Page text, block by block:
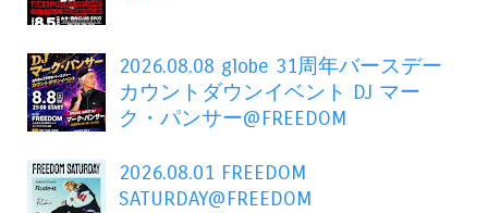
2026.08.08 globe 31周年バースデー
カウントダウンイベント DJ マー
ク・パンサー@FREEDOM
2026.08.01 FREEDOM
SATURDAY@FREEDOM